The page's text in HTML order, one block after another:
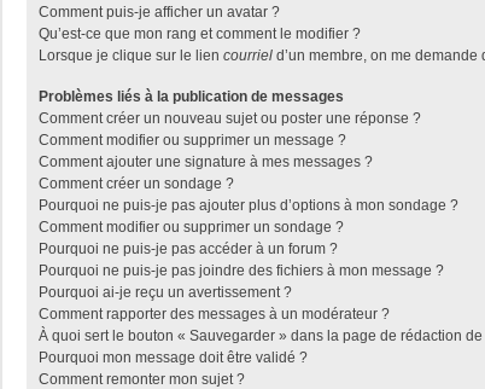
Comment puis-je afficher un avatar ?
Qu’est-ce que mon rang et comment le modifier ?
Lorsque je clique sur le lien courriel d’un membre, on me demande
Problèmes liés à la publication de messages
Comment créer un nouveau sujet ou poster une réponse ?
Comment modifier ou supprimer un message ?
Comment ajouter une signature à mes messages ?
Comment créer un sondage ?
Pourquoi ne puis-je pas ajouter plus d’options à mon sondage ?
Comment modifier ou supprimer un sondage ?
Pourquoi ne puis-je pas accéder à un forum ?
Pourquoi ne puis-je pas joindre des fichiers à mon message ?
Pourquoi ai-je reçu un avertissement ?
Comment rapporter des messages à un modérateur ?
À quoi sert le bouton « Sauvegarder » dans la page de rédaction
Pourquoi mon message doit être validé ?
Comment remonter mon sujet ?